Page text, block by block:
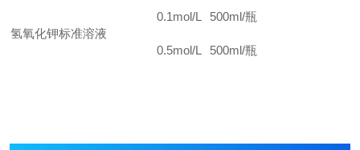
氢氧化钾标准溶液
0.1mol/L 500ml/瓶
0.5mol/L 500ml/瓶